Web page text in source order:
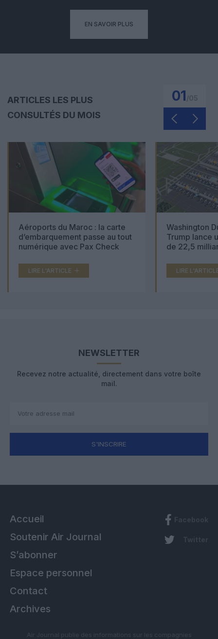
EN SAVOIR PLUS
ARTICLES LES PLUS
CONSULTÉS DU MOIS
01
Aéroports du Maroc : la carte
d’embarquement passe au tout
numérique avec Pax Check
LIRE L'ARTICLE
Washington
Trump lance
de 22,5
LIRE
NEWSLETTER
Recevez notre actualité, directement dans votre boîte
mail.
S'INSCRIRE
Accueil
Soutenir Air Journal
S’abonner
Espace personnel
Contact
Archives